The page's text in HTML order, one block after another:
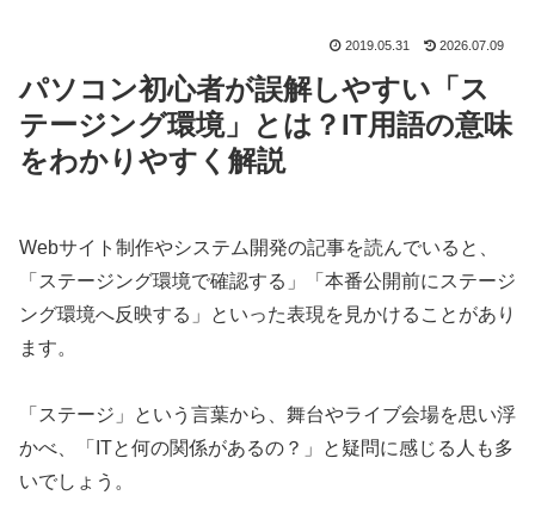
2019.05.31 2026.07.09
パソコン初心者が誤解しやすい「ス
テージング環境」とは？IT用語の意味
をわかりやすく解説
Webサイト制作やシステム開発の記事を読んでいると、
「ステージング環境で確認する」「本番公開前にステージ
ング環境へ反映する」といった表現を見かけることがあり
ます。
「ステージ」という言葉から、舞台やライブ会場を思い浮
かべ、「ITと何の関係があるの？」と疑問に感じる人も多
いでしょう。